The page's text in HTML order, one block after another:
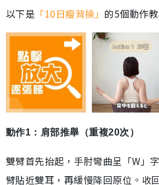
以下是 「10日瘦背操」 的5個動作教
動作1：肩部推舉（重複20次）
雙臂首先抬起，手肘彎曲呈「W」
臂貼近雙耳，再緩慢降回原位。收